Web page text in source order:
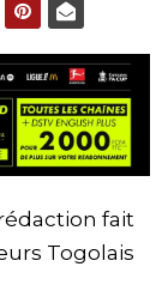
fait
Togolais